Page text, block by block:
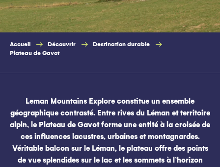
Accueil Découvrir
Destination durable
Plateau de Gavot
Leman Mountains Explore constitue un ensemble
géographique contrasté. Entre rives du Léman et territoire
alpin, le Plateau de Gavot forme une entité à la croisée de
ces influences lacustres, urbaines et montagnardes.
Véritable balcon sur le Léman, le plateau offre des points
de vue splendides sur le lac et les sommets à l’horizon